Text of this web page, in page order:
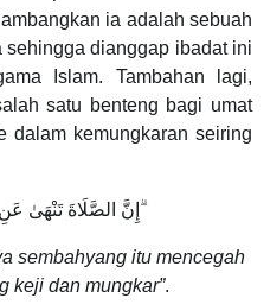
ia adalah sebuah
dianggap ibadat ini
Islam. Tambahan lagi,
satu benteng bagi umat
dalam kemungkaran seiring
إِنَّ الصَّلَاةَ تَنْهَىٰ عَنِ الْفَحْشَاءِ وَالْمُنكَرِ ۗ
sembahyang itu mencegah
keji dan mungkar”.